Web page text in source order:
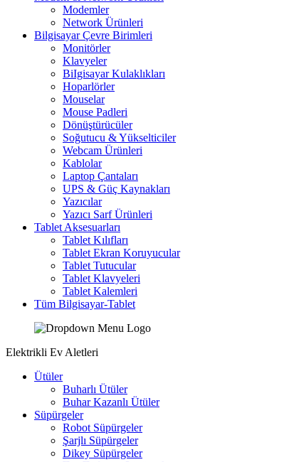
Modemler
Network Ürünleri
Bilgisayar Çevre Birimleri
Monitörler
Klavyeler
BiIgisayar Kulaklıkları
Hoparlörler
Mouselar
Mouse Padleri
Dönüştürücüler
Soğutucu & Yükselticiler
Webcam Ürünleri
Kablolar
Laptop Çantaları
UPS & Güç Kaynakları
Yazıcılar
Yazıcı Sarf Ürünleri
Tablet Aksesuarları
Tablet Kılıfları
Tablet Ekran Koruyucular
Tablet Tutucular
Tablet Klavyeleri
Tablet Kalemleri
Tüm Bilgisayar-Tablet
Elektrikli Ev Aletleri
Ütüler
Buharlı Ütüler
Buhar Kazanlı Ütüler
Süpürgeler
Robot Süpürgeler
Şarjlı Süpürgeler
Dikey Süpürgeler